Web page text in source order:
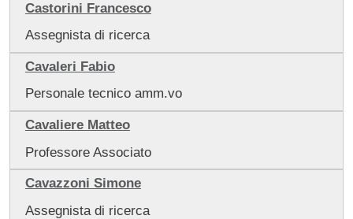
Castorini Francesco
Assegnista di ricerca
Cavaleri Fabio
Personale tecnico amm.vo
Cavaliere Matteo
Professore Associato
Cavazzoni Simone
Assegnista di ricerca